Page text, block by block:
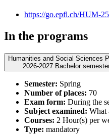
https://go.epfl.ch/HUM-
In the programs
Humanities and Social Sciences
2026-2027 Bachelor
Semester: Spring
Number of places: 70
Exam form: During the
Subject examined: What
Courses: 2 Hour(s) per
Type: mandatory